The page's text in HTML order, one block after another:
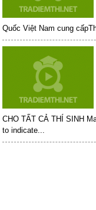
Quốc Việt Nam cung
CHO TẤT CẢ THÍ SINH
to indicate...